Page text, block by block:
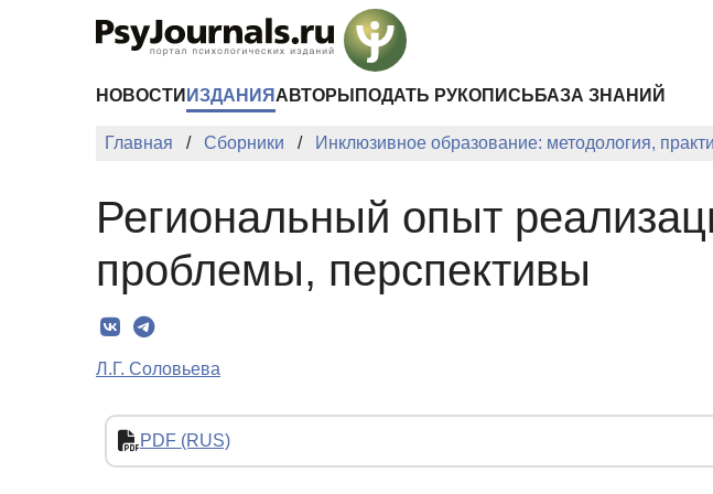
НОВОСТИ ИЗДАНИЯ АВТОРЫ ПОДАТЬ РУКОПИСЬ БАЗА ЗНАНИЙ
Главная Сборники Инклюзивное образование: методология,
Региональный опыт
проблемы, перспективы
Л.Г. Соловьева
PDF (RUS)